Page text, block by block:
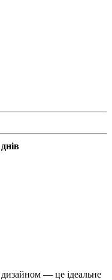
— це ідеальне